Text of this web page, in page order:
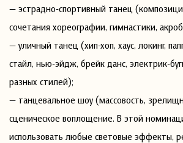
— эстрадно-спортивный танец
сочетания хореографии, гимнастики,
— уличный танец (хип-хоп, хаус, локинг,
стайл, нью-эйдж, брейк данс, электрик-
разных стилей);
— танцевальное шоу (массовость,
сценическое воплощение. В этой
использовать любые световые эффекты,